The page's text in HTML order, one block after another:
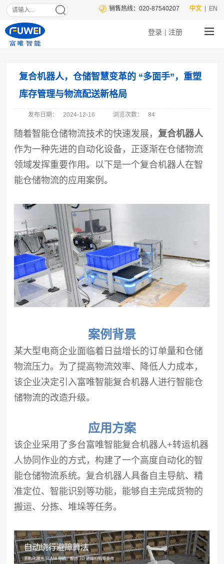
| EN
中文
销售热线：020-87540207
登录 注册
复合机器人，仓储智慧变革的 “多面手”，重塑
库存管理与物流配送新格局
发布日期： 2024-12-16 浏览次数： 84
随着智能仓储物流技术的快速发展，复合机器人
作为一种先进的自动化设备，正逐渐在仓储物流
领域发挥重要作用。以下是一个复合机器人在智
能仓储物流的应用案例。
案例背景
某大型电商企业面临着日益增长的订单量和仓储
物流压力。为了提高物流效率、降低人力成本，
该企业决定引入富唯智能复合机器人进行智能仓
储物流的改造升级。
应用方案
该企业采用了多台富唯智能复合机器人+转运机器
人协同作业的方式，构建了一个高度自动化的智
能仓储物流系统。复合机器人具备自主导航、精
准定位、智能识别等功能，能够自主完成货物的
搬运、分拣、堆垛等任务。